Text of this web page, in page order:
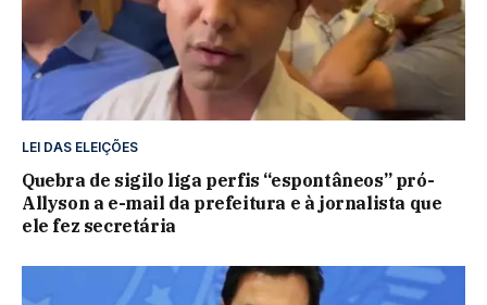
LEI DAS ELEIÇÕES
Quebra de sigilo liga perfis “espontâneos” pró-
Allyson a e-mail da prefeitura e à jornalista que
ele fez secretária